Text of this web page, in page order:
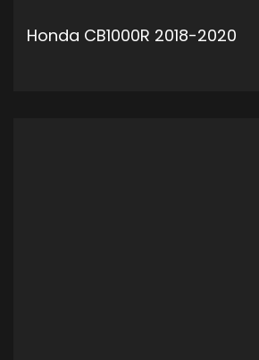
Honda CB1000R 2018-2020